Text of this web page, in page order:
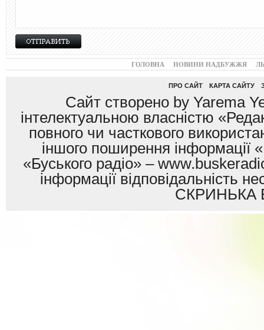
ГОЛОВНА НОВИНИ НАДБУЖЖЯ
ПРО САЙТ КАРТА САЙТУ
Сайт створено by Yarema
інтелектуальною власністю
повного чи часткового
іншого поширення інформації
«Буського радіо» –
інформації
СКРИНЬКА